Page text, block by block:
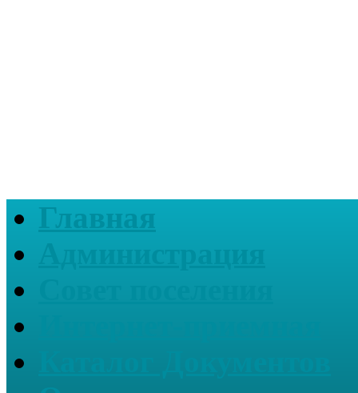
Главная